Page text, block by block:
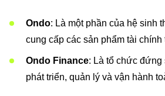
Ondo: Là một phần của hệ sinh
cung cấp các sản phẩm tài chính
Ondo Finance: Là tổ chức đứng
phát triển, quản lý và vận hành